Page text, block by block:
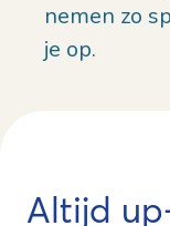
nemen zo
je op.
Altijd